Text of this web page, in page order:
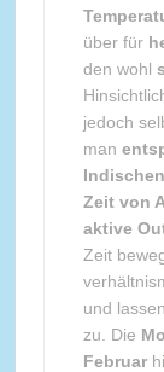
über für
den wohl
jedoch
man
Zeit von
aktive
Zeit
und
zu. Die
Februar